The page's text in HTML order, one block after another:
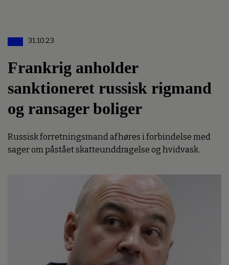
31.10.23
Frankrig anholder
sanktioneret russisk rigmand
og ransager boliger
Russisk forretningsmand afhøres i forbindelse med
sager om påstået skatteunddragelse og hvidvask.